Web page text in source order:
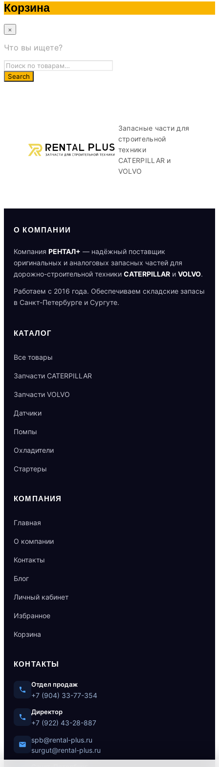
Корзина
×
Что вы ищете?
Запасные части для
строительной
техники
CATERPILLAR и
VOLVO
О КОМПАНИИ
Компания РЕНТАЛ+ — надёжный поставщик
оригинальных и аналоговых запасных частей для
дорожно-строительной техники CATERPILLAR и VOLVO.
Работаем с 2016 года. Обеспечиваем складские запасы
в Санкт-Петербурге и Сургуте.
КАТАЛОГ
Все товары
Запчасти CATERPILLAR
Запчасти VOLVO
Датчики
Помпы
Охладители
Стартеры
КОМПАНИЯ
Главная
О компании
Контакты
Блог
Личный кабинет
Избранное
Корзина
КОНТАКТЫ
Отдел продаж
+7 (904) 33-77-354
Директор
+7 (922) 43-28-887
spb@rental-plus.ru
surgut@rental-plus.ru